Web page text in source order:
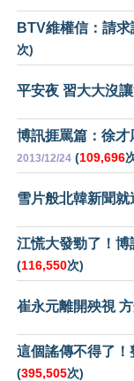
BTV維權信：請
次)
平安夜 習大大沒
博訊捱罵篇：徐
2013/12/24 (109,696
雪片般北韓新聞
江慌大發勁了！
(116,550次)
崔永元離開殃視
這個謠傳不得了
(395,505次)